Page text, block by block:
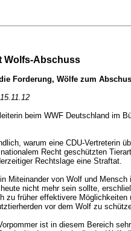
Wolfs-Abschuss
Forderung, Wölfe zum
beim WWF Deutschland im
warum eine CDU-Vertreterin
Recht geschützten
Rechtslage eine Straftat.
Miteinander von Wolf und
nicht mehr sein sollte,
zu früher effektivere Möglichkeiten
vor dem Wolf zu
ist in diesem Bereich